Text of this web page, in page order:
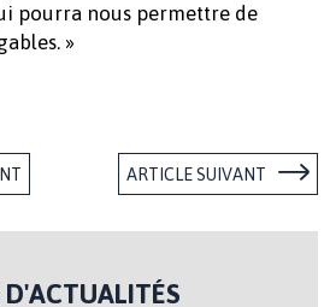
pourra nous permettre de
»
ARTICLE SUIVANT
D'ACTUALITÉS